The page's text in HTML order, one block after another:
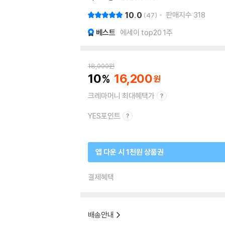
10.0 47 판매지수 318
베스트 에세이 top20 1주
18,000원
10 16,200
크레마머니 최대혜택가
YES포인트
앱 다운 시 1천원 상품권
결제혜택
배송안내